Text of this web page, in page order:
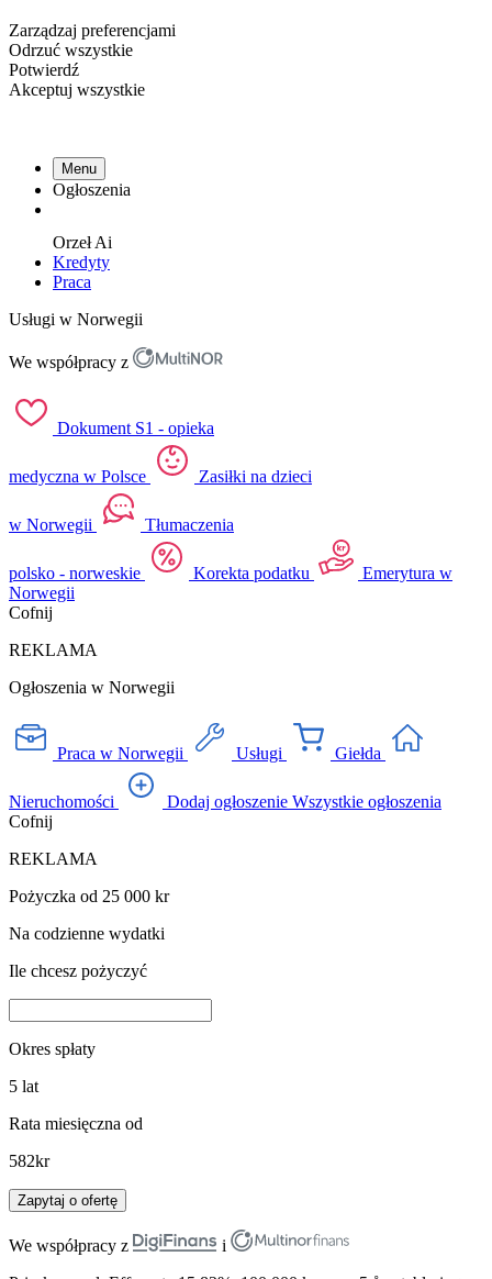
Zarządzaj preferencjami
Odrzuć wszystkie
Potwierdź
Akceptuj wszystkie
Menu
Ogłoszenia
OrzełAi
Kredyty
Praca
Usługi w Norwegii
We współpracy z
Dokument S1 - opieka
medyczna w Polsce Zasiłki na dzieci
w Norwegii Tłumaczenia
polsko - norweskie Korekta podatku
Emerytura w
Norwegii
Cofnij
REKLAMA
Ogłoszenia w Norwegii
Praca w Norwegii Usługi Giełda
Nieruchomości Dodaj ogłoszenie Wszystkie ogłoszenia
Cofnij
REKLAMA
Pożyczka od 25 000 kr
Na codzienne wydatki
Ile chcesz pożyczyć
Okres spłaty
5 lat
Rata miesięczna od
582kr
Zapytaj o ofertę
We współpracy z
i